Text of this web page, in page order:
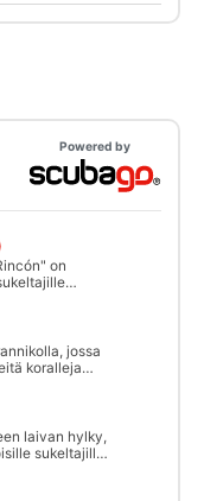
20 metrin
Powered by
on
tilaa
-eläimistölle.
riutat.
jossa
koralleja
laivan hylky,
sukeltajille,